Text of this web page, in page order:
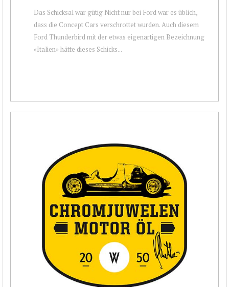
Das Schicksal war gütig Nicht nur bei Ford war es üblich,
dass die Concept Cars verschrottet wurden. Auch diesem
Ford Thunderbird mit der etwas eigenartigen Bezeichnung
«Italien» hätte dieses Schicks...